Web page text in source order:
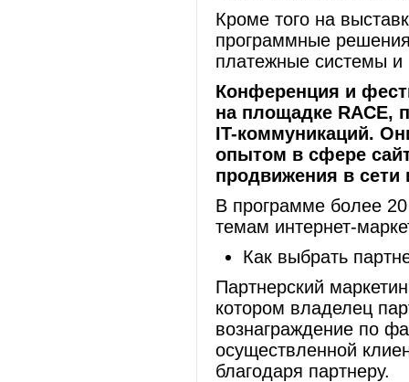
Кроме того на
программные
платежные системы
Конференция и
на площадке RACE,
IT-коммуникаций.
опытом в сфере
продвижения в сети
В программе более
темам интернет-
Как выбрать
Партнерский
котором владелец
вознаграждение по
осуществленной
благодаря партнеру.